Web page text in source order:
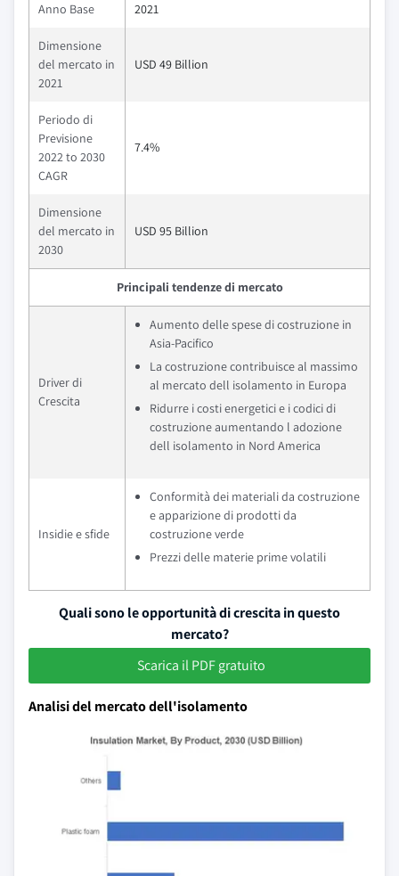
Anno Base 2021
Dimensione
del mercato in
2021
USD 49 Billion
Periodo di
Previsione
2022 to 2030
CAGR
7.4%
Dimensione
del mercato in
2030
USD 95 Billion
Principali tendenze di mercato
Driver di
Crescita
Aumento delle spese di costruzione in
Asia-Pacifico
La costruzione contribuisce al massimo
al mercato dell isolamento in Europa
Ridurre i costi energetici e i codici di
costruzione aumentando l adozione
dell isolamento in Nord America
Insidie e sfide
Conformità dei materiali da costruzione
e apparizione di prodotti da
costruzione verde
Prezzi delle materie prime volatili
Quali sono le opportunità di crescita in questo
mercato?
Scarica il PDF gratuito
Analisi del mercato dell'isolamento